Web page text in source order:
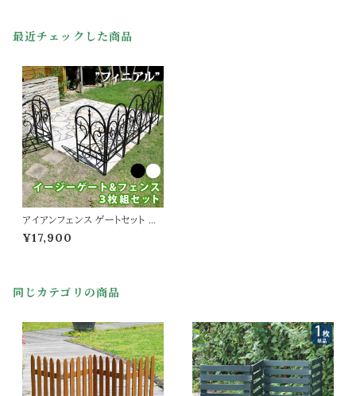
最近チェックした商品
アイアンフェンス ゲートセット ブ
ラック ホワイト 黒 白 フェンス3
枚 ゲート1セット フェンスゲート合
ローズフェンス バラフェンス トレ
¥17,900
同じカテゴリの商品